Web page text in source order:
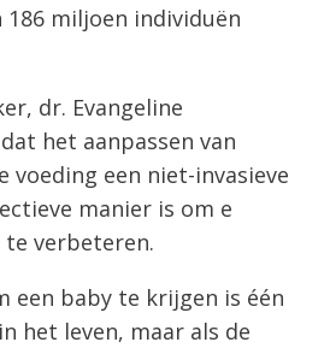
miljoen individuën
dr. Evangeline
het aanpassen van
voeding een niet-invasieve
manier is om e
verbeteren.
een baby te krijgen is één
het leven, maar als de